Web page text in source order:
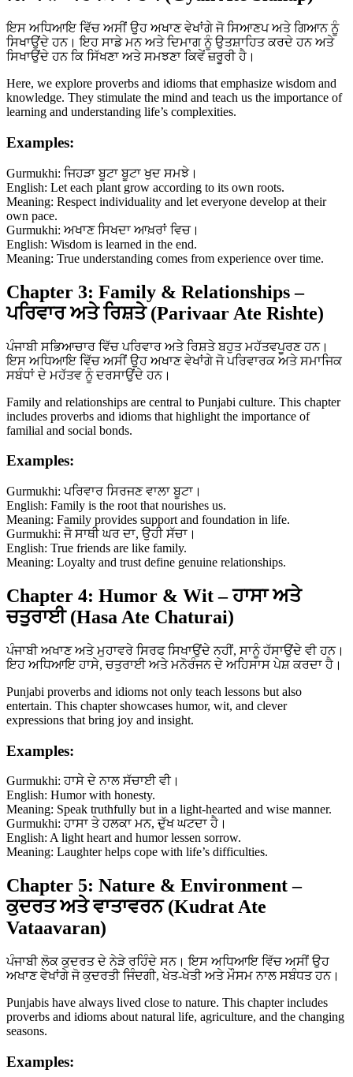
ਇਸ ਅਧਿਆਇ ਵਿੱਚ ਅਸੀਂ ਉਹ ਅਖਾਣ ਵੇਖਾਂਗੇ ਜੋ ਸਿਆਣਪ ਅਤੇ ਗਿਆਨ ਨੂੰ
ਸਿਖਾਉਂਦੇ ਹਨ। ਇਹ ਸਾਡੇ ਮਨ ਅਤੇ ਦਿਮਾਗ ਨੂੰ ਉਤਸ਼ਾਹਿਤ ਕਰਦੇ ਹਨ ਅਤੇ
ਸਿਖਾਉਂਦੇ ਹਨ ਕਿ ਸਿੱਖਣਾ ਅਤੇ ਸਮਝਣਾ ਕਿਵੇਂ ਜ਼ਰੂਰੀ ਹੈ।
Here, we explore proverbs and idioms that emphasize wisdom and
knowledge. They stimulate the mind and teach us the importance of
learning and understanding life’s complexities.
Examples:
Gurmukhi: ਜਿਹੜਾ ਬੂਟਾ ਬੂਟਾ ਖੁਦ ਸਮਝੇ।
English: Let each plant grow according to its own roots.
Meaning: Respect individuality and let everyone develop at their
own pace.
Gurmukhi: ਅਖਾਣ ਸਿਖਦਾ ਆਖ਼ਰਾਂ ਵਿਚ।
English: Wisdom is learned in the end.
Meaning: True understanding comes from experience over time.
Chapter 3: Family & Relationships –
ਪਰਿਵਾਰ ਅਤੇ ਰਿਸ਼ਤੇ (Parivaar Ate Rishte)
ਪੰਜਾਬੀ ਸਭਿਆਚਾਰ ਵਿੱਚ ਪਰਿਵਾਰ ਅਤੇ ਰਿਸ਼ਤੇ ਬਹੁਤ ਮਹੱਤਵਪੂਰਣ ਹਨ।
ਇਸ ਅਧਿਆਇ ਵਿੱਚ ਅਸੀਂ ਉਹ ਅਖਾਣ ਵੇਖਾਂਗੇ ਜੋ ਪਰਿਵਾਰਕ ਅਤੇ ਸਮਾਜਿਕ
ਸਬੰਧਾਂ ਦੇ ਮਹੱਤਵ ਨੂੰ ਦਰਸਾਉਂਦੇ ਹਨ।
Family and relationships are central to Punjabi culture. This chapter
includes proverbs and idioms that highlight the importance of
familial and social bonds.
Examples:
Gurmukhi: ਪਰਿਵਾਰ ਸਿਰਜਣ ਵਾਲਾ ਬੂਟਾ।
English: Family is the root that nourishes us.
Meaning: Family provides support and foundation in life.
Gurmukhi: ਜੋ ਸਾਥੀ ਘਰ ਦਾ, ਉਹੀ ਸੱਚਾ।
English: True friends are like family.
Meaning: Loyalty and trust define genuine relationships.
Chapter 4: Humor & Wit – ਹਾਸਾ ਅਤੇ
ਚਤੁਰਾਈ (Hasa Ate Chaturai)
ਪੰਜਾਬੀ ਅਖਾਣ ਅਤੇ ਮੁਹਾਵਰੇ ਸਿਰਫ ਸਿਖਾਉਂਦੇ ਨਹੀਂ, ਸਾਨੂੰ ਹੱਸਾਉਂਦੇ ਵੀ ਹਨ।
ਇਹ ਅਧਿਆਇ ਹਾਸੇ, ਚਤੁਰਾਈ ਅਤੇ ਮਨੋਰੰਜਨ ਦੇ ਅਹਿਸਾਸ ਪੇਸ਼ ਕਰਦਾ ਹੈ।
Punjabi proverbs and idioms not only teach lessons but also
entertain. This chapter showcases humor, wit, and clever
expressions that bring joy and insight.
Examples:
Gurmukhi: ਹਾਸੇ ਦੇ ਨਾਲ ਸੱਚਾਈ ਵੀ।
English: Humor with honesty.
Meaning: Speak truthfully but in a light-hearted and wise manner.
Gurmukhi: ਹਾਸਾ ਤੇ ਹਲਕਾ ਮਨ, ਦੁੱਖ ਘਟਦਾ ਹੈ।
English: A light heart and humor lessen sorrow.
Meaning: Laughter helps cope with life’s difficulties.
Chapter 5: Nature & Environment –
ਕੁਦਰਤ ਅਤੇ ਵਾਤਾਵਰਨ (Kudrat Ate
Vataavaran)
ਪੰਜਾਬੀ ਲੋਕ ਕੁਦਰਤ ਦੇ ਨੇੜੇ ਰਹਿੰਦੇ ਸਨ। ਇਸ ਅਧਿਆਇ ਵਿੱਚ ਅਸੀਂ ਉਹ
ਅਖਾਣ ਵੇਖਾਂਗੇ ਜੋ ਕੁਦਰਤੀ ਜਿੰਦਗੀ, ਖੇਤ-ਖੇਤੀ ਅਤੇ ਮੌਸਮ ਨਾਲ ਸਬੰਧਤ ਹਨ।
Punjabis have always lived close to nature. This chapter includes
proverbs and idioms about natural life, agriculture, and the changing
seasons.
Examples: